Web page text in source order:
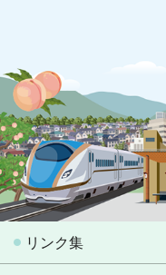
リンク集